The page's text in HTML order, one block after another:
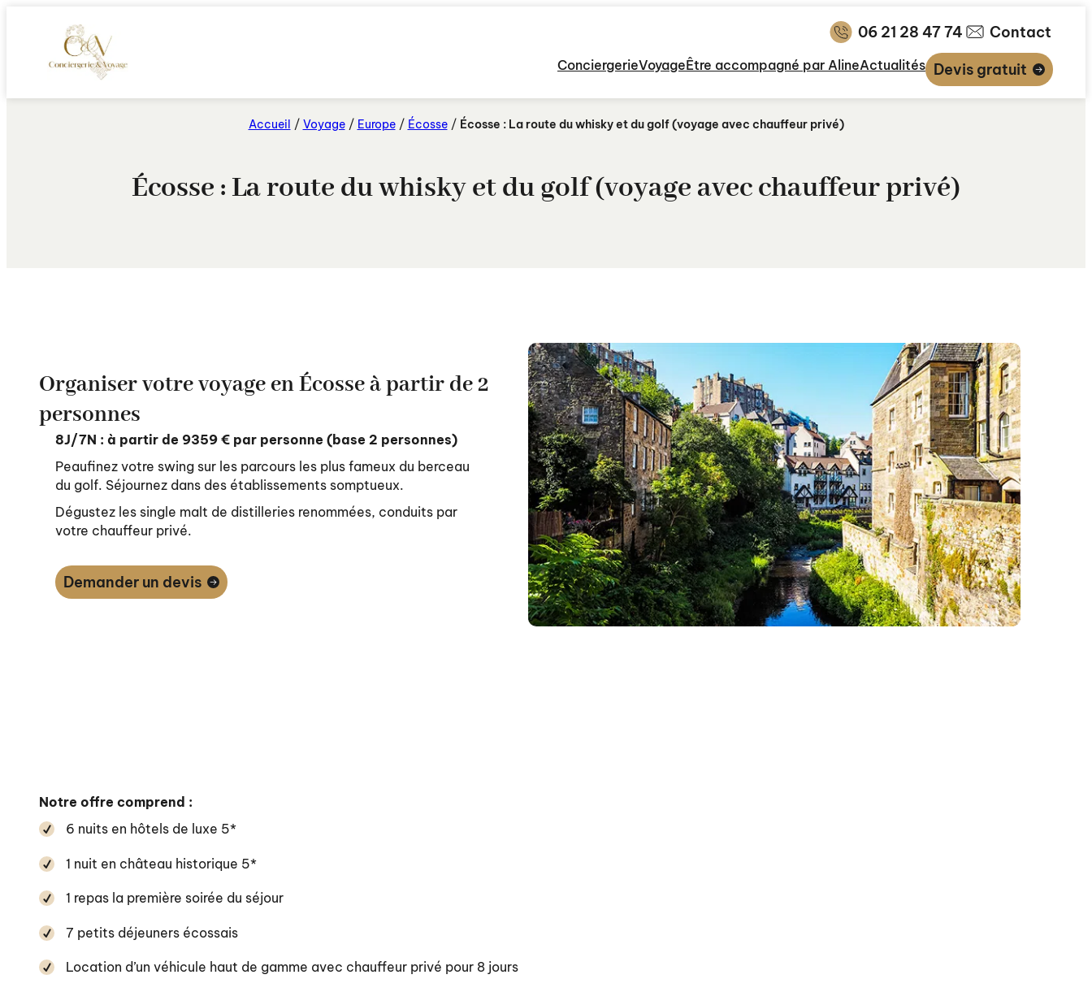
06 21 28 47 74 Contact
ConciergerieVoyageÊtre accompagné par AlineActualités Devis gratuit
Accueil / Voyage / Europe / Écosse / Écosse : La route du whisky et du golf (voyage avec chauffeur privé)
Écosse : La route du whisky et du golf (voyage avec chauffeur privé)
Organiser votre voyage en Écosse à partir de 2
personnes
8J/7N : à partir de 9359 € par personne (base 2 personnes)
Peaufinez votre swing sur les parcours les plus fameux du berceau
du golf. Séjournez dans des établissements somptueux.
Dégustez les single malt de distilleries renommées, conduits par
votre chauffeur privé.
Demander un devis
Notre offre comprend :
6 nuits en hôtels de luxe 5*
1 nuit en château historique 5*
1 repas la première soirée du séjour
7 petits déjeuners écossais
Location d’un véhicule haut de gamme avec chauffeur privé pour 8 jours